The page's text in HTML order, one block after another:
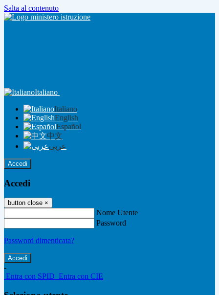
Salta al contenuto
Italiano
Italiano
English
Español
中文
عربى
Accedi
Accedi
button close ×
Nome Utente
Password
Password dimenticata?
-
Entra con SPID Entra con CIE